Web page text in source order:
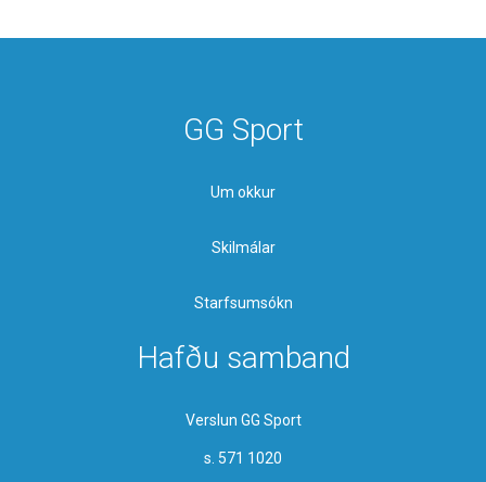
GG Sport
Um okkur
Skilmálar
Starfsumsókn
Hafðu samband
Verslun GG Sport
s. 571 1020